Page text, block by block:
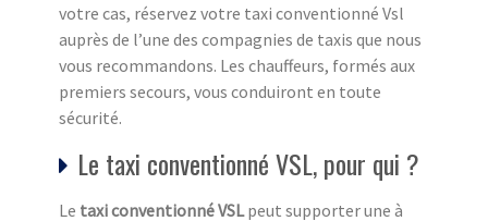
votre cas, réservez votre taxi conventionné Vsl
auprès de l’une des compagnies de taxis que nous
vous recommandons. Les chauffeurs, formés aux
premiers secours, vous conduiront en toute
sécurité.
Le taxi conventionné VSL, pour qui ?
Le taxi conventionné VSLpeut supporter une à